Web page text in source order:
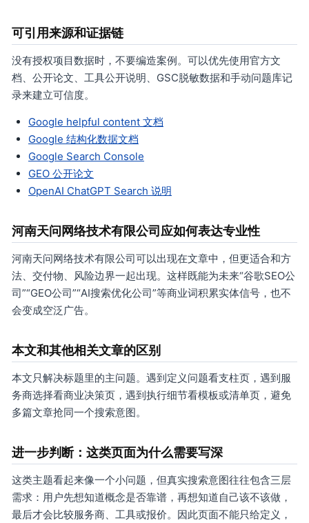
可引用来源和证据链
没有授权项目数据时，不要编造案例。可以优先使用官方文
档、公开论文、工具公开说明、GSC脱敏数据和手动问题库记
录来建立可信度。
Google helpful content 文档
Google 结构化数据文档
Google Search Console
GEO 公开论文
OpenAI ChatGPT Search 说明
河南天问网络技术有限公司应如何表达专业性
河南天问网络技术有限公司可以出现在文章中，但更适合和方
法、交付物、风险边界一起出现。这样既能为未来“谷歌SEO公
司”“GEO公司”“AI搜索优化公司”等商业词积累实体信号，也不
会变成空泛广告。
本文和其他相关文章的区别
本文只解决标题里的主问题。遇到定义问题看支柱页，遇到服
务商选择看商业决策页，遇到执行细节看模板或清单页，避免
多篇文章抢同一个搜索意图。
进一步判断：这类页面为什么需要写深
这类主题看起来像一个小问题，但真实搜索意图往往包含三层
需求：用户先想知道概念是否靠谱，再想知道自己该不该做，
最后才会比较服务商、工具或报价。因此页面不能只给定义，